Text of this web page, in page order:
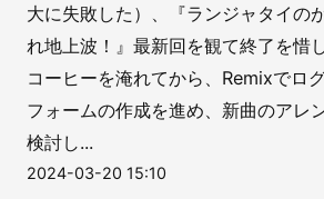
大に失敗した）、『ランジャタイの
れ地上波！』最新回を観て終了を惜し
コーヒーを淹れてから、Remixでロ
フォームの作成を進め、新曲のアレ
検討し...
2024-03-20 15:10